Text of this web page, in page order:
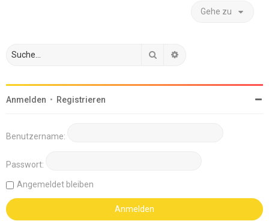
Gehe zu
Suche
Anmelden • Registrieren
Benutzername:
Passwort:
Angemeldet bleiben